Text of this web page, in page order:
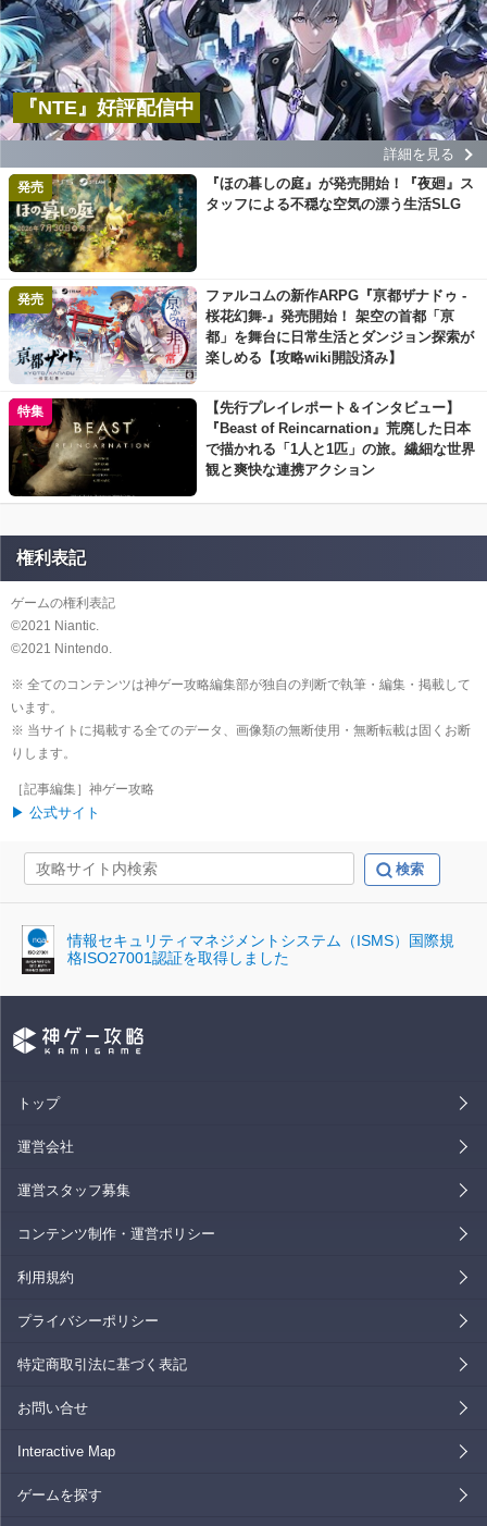
『NTE』好評配信中
詳細を見る
発売
『ほの暮しの庭』が発売開始！『夜廻』ス
タッフによる不穏な空気の漂う生活SLG
発売
ファルコムの新作ARPG『亰都ザナドゥ -
桜花幻舞-』発売開始！ 架空の首都「亰
都」を舞台に日常生活とダンジョン探索が
楽しめる【攻略wiki開設済み】
特集
【先行プレイレポート＆インタビュー】
『Beast of Reincarnation』荒廃した日本
で描かれる「1人と1匹」の旅。繊細な世界
観と爽快な連携アクション
権利表記
ゲームの権利表記
©️2021 Niantic.
©️2021 Nintendo.
※ 全てのコンテンツは神ゲー攻略編集部が独自の判断で執筆・編集・掲載して
います。
※ 当サイトに掲載する全てのデータ、画像類の無断使用・無断転載は固くお断
りします。
［記事編集］神ゲー攻略
▶ 公式サイト
情報セキュリティマネジメントシステム（ISMS）国際規
格ISO27001認証を取得しました
トップ
運営会社
運営スタッフ募集
コンテンツ制作・運営ポリシー
利用規約
プライバシーポリシー
特定商取引法に基づく表記
お問い合せ
Interactive Map
ゲームを探す